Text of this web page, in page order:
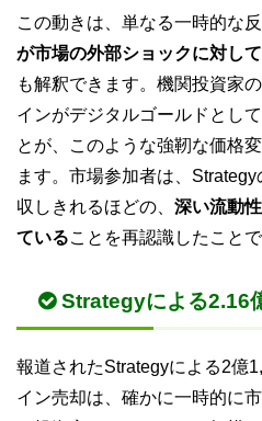
この動きは、単なる一時的な反
が市場の外部ショックに対し
も解釈できます。機関投資家
インがデジタルゴールドとし
とが、このような強靭な価格
ます。市場参加者は、
収しきれるほどの、 深い流動
ていることを再認識したことで
Strategyによる2.16
報道されたStrategyによる2億
イン売却は、確かに一時的に